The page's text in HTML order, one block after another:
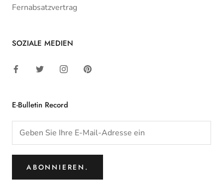
Fernabsatzvertrag
SOZIALE MEDIEN
E-Bulletin Record
ABONNIEREN.